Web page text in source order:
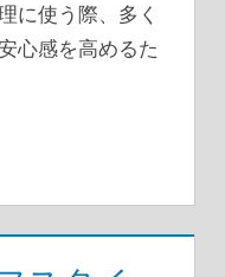
に使う際、多く
心感を高めるた